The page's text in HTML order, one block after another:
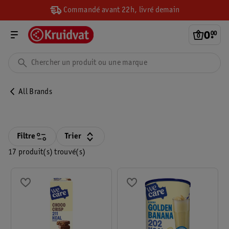
Commandé avant 22h, livré demain
0.
00
All Brands
17 produit(s) trouvé(s)
Filtre Trier